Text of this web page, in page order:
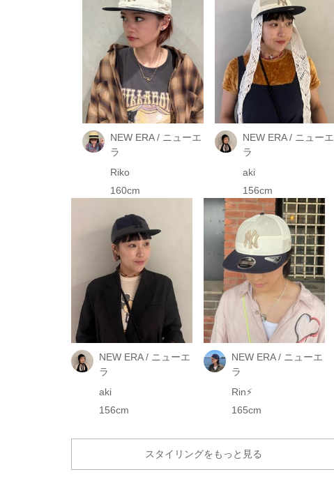
NEW ERA / ニューエ
ラ
Riko
160cm
NEW ERA / ニューエ
ラ
aki
156cm
NEW ERA / ニューエ
ラ
aki
156cm
NEW ERA / ニューエ
ラ
Rin⚡️
165cm
スタイリングをもっと見る